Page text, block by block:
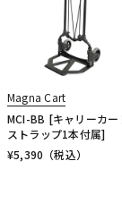
Magna Cart
MCI-BB [キャリーカー
ストラップ1本付属]
¥5,390 （税込）